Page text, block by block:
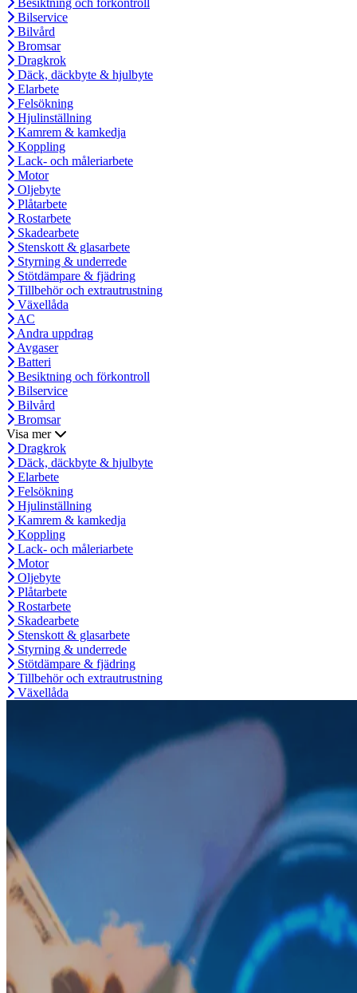
Besiktning och förkontroll
Bilservice
Bilvård
Bromsar
Dragkrok
Däck, däckbyte & hjulbyte
Elarbete
Felsökning
Hjulinställning
Kamrem & kamkedja
Koppling
Lack- och måleriarbete
Motor
Oljebyte
Plåtarbete
Rostarbete
Skadearbete
Stenskott & glasarbete
Styrning & underrede
Stötdämpare & fjädring
Tillbehör och extrautrustning
Växellåda
AC
Andra uppdrag
Avgaser
Batteri
Besiktning och förkontroll
Bilservice
Bilvård
Bromsar
Visa mer
Dragkrok
Däck, däckbyte & hjulbyte
Elarbete
Felsökning
Hjulinställning
Kamrem & kamkedja
Koppling
Lack- och måleriarbete
Motor
Oljebyte
Plåtarbete
Rostarbete
Skadearbete
Stenskott & glasarbete
Styrning & underrede
Stötdämpare & fjädring
Tillbehör och extrautrustning
Växellåda